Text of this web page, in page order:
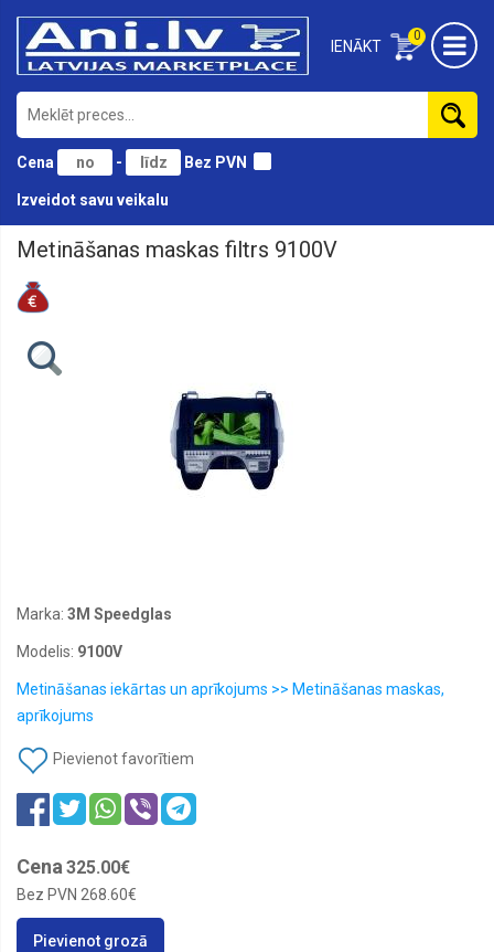
0
IENĀKT
Cena - Bez PVN
Izveidot savu veikalu
Auto
un
piederumi
Darba
aizsardzība
Metināšanas
iekārtas
un
aprīkojums
Nolietojamie
materiāli
Pērc
vairāk,
maksā
Rokas
instrumenti
Suvenīri
Metināšanas maskas filtrs 9100V
Marka: 3M Speedglas
Modelis: 9100V
Metināšanas iekārtas un aprīkojums >> Metināšanas maskas,
aprīkojums
Pievienot favorītiem
Cena325.00€
Bez PVN 268.60€
Pievienot grozā